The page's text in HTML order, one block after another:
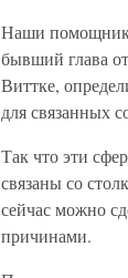
Наши
бывший глава
Виттке,
для связанных
Так что эти
связаны со
сейчас можно
причинами.